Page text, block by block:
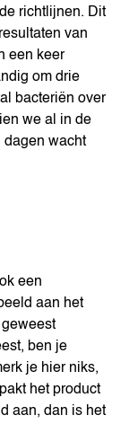
richtlijnen. Dit
van
een keer
om drie
bacteriën over
we al in de
dagen wacht
een
aan het
ben je
je hier niks,
het product
aan, dan is het